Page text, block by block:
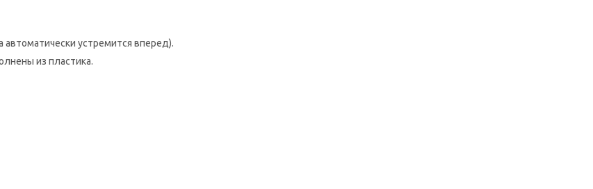
устремится вперед).
из пластика.